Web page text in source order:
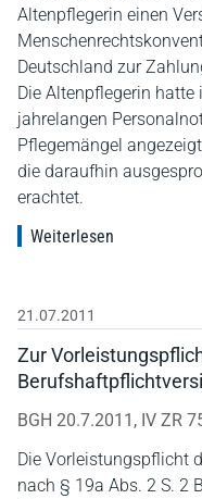
Altenpflegerin einen
Deutschland zur
Die Altenpflegerin hatte
jahrelangen
Pflegemängel
die daraufhin
erachtet.
Weiterlesen
21.07.2011
Zur
BGH 20.7.2011, IV ZR
Die Vorleistungspflicht
nach § 19a Abs. 2 S. 2